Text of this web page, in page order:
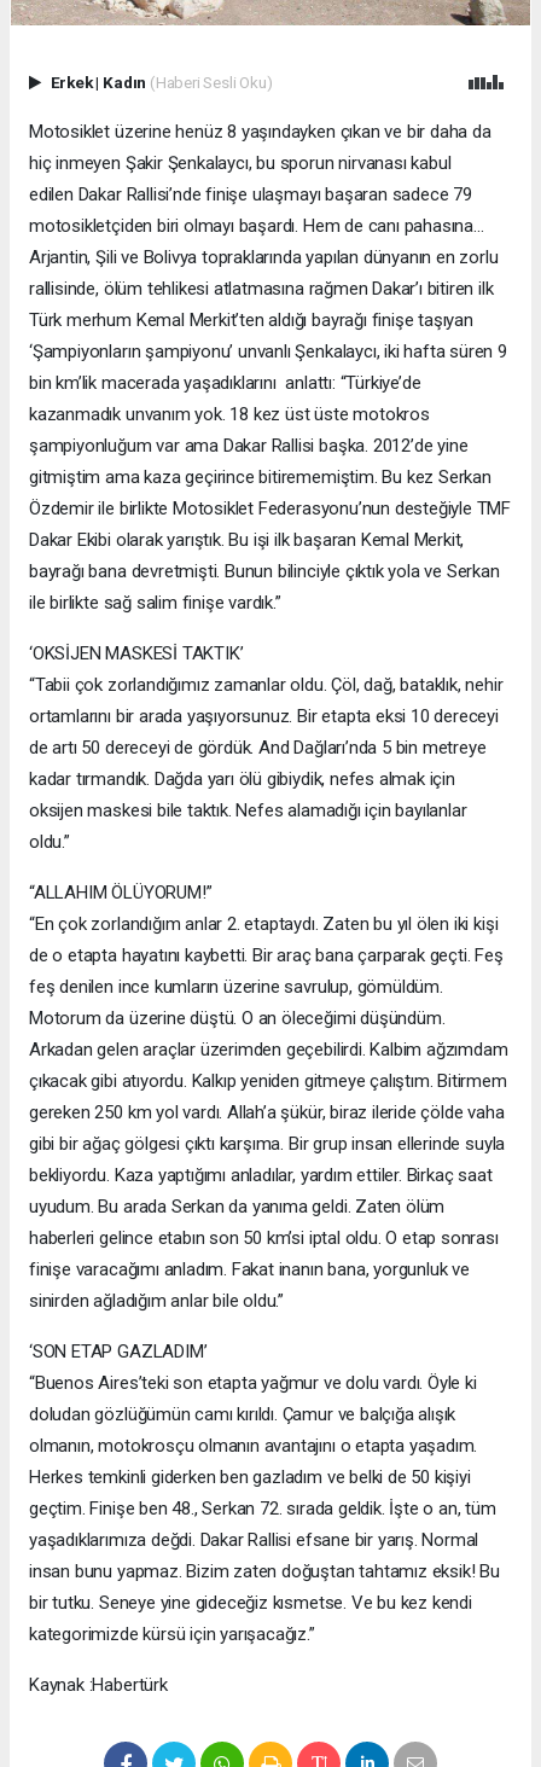
Erkek| Kadın (Haberi Sesli Oku)
Motosiklet üzerine henüz 8 yaşındayken çıkan ve bir daha da
hiç inmeyen Şakir Şenkalaycı, bu sporun nirvanası kabul
edilen Dakar Rallisi’nde finişe ulaşmayı başaran sadece 79
motosikletçiden biri olmayı başardı. Hem de canı pahasına...
Arjantin, Şili ve Bolivya topraklarında yapılan dünyanın en zorlu
rallisinde, ölüm tehlikesi atlatmasına rağmen Dakar’ı bitiren ilk
Türk merhum Kemal Merkit’ten aldığı bayrağı finişe taşıyan
‘Şampiyonların şampiyonu’ unvanlı Şenkalaycı, iki hafta süren 9
bin km’lik macerada yaşadıklarını anlattı: “Türkiye’de
kazanmadık unvanım yok. 18 kez üst üste motokros
şampiyonluğum var ama Dakar Rallisi başka. 2012’de yine
gitmiştim ama kaza geçirince bitirememiştim. Bu kez Serkan
Özdemir ile birlikte Motosiklet Federasyonu’nun desteğiyle TMF
Dakar Ekibi olarak yarıştık. Bu işi ilk başaran Kemal Merkit,
bayrağı bana devretmişti. Bunun bilinciyle çıktık yola ve Serkan
ile birlikte sağ salim finişe vardık.”
‘OKSİJEN MASKESİ TAKTIK’
“Tabii çok zorlandığımız zamanlar oldu. Çöl, dağ, bataklık, nehir
ortamlarını bir arada yaşıyorsunuz. Bir etapta eksi 10 dereceyi
de artı 50 dereceyi de gördük. And Dağları’nda 5 bin metreye
kadar tırmandık. Dağda yarı ölü gibiydik, nefes almak için
oksijen maskesi bile taktık. Nefes alamadığı için bayılanlar
oldu.”
“ALLAHIM ÖLÜYORUM!”
“En çok zorlandığım anlar 2. etaptaydı. Zaten bu yıl ölen iki kişi
de o etapta hayatını kaybetti. Bir araç bana çarparak geçti. Feş
feş denilen ince kumların üzerine savrulup, gömüldüm.
Motorum da üzerine düştü. O an öleceğimi düşündüm.
Arkadan gelen araçlar üzerimden geçebilirdi. Kalbim ağzımdam
çıkacak gibi atıyordu. Kalkıp yeniden gitmeye çalıştım. Bitirmem
gereken 250 km yol vardı. Allah’a şükür, biraz ileride çölde vaha
gibi bir ağaç gölgesi çıktı karşıma. Bir grup insan ellerinde suyla
bekliyordu. Kaza yaptığımı anladılar, yardım ettiler. Birkaç saat
uyudum. Bu arada Serkan da yanıma geldi. Zaten ölüm
haberleri gelince etabın son 50 km’si iptal oldu. O etap sonrası
finişe varacağımı anladım. Fakat inanın bana, yorgunluk ve
sinirden ağladığım anlar bile oldu.”
‘SON ETAP GAZLADIM’
“Buenos Aires’teki son etapta yağmur ve dolu vardı. Öyle ki
doludan gözlüğümün camı kırıldı. Çamur ve balçığa alışık
olmanın, motokrosçu olmanın avantajını o etapta yaşadım.
Herkes temkinli giderken ben gazladım ve belki de 50 kişiyi
geçtim. Finişe ben 48., Serkan 72. sırada geldik. İşte o an, tüm
yaşadıklarımıza değdi. Dakar Rallisi efsane bir yarış. Normal
insan bunu yapmaz. Bizim zaten doğuştan tahtamız eksik! Bu
bir tutku. Seneye yine gideceğiz kısmetse. Ve bu kez kendi
kategorimizde kürsü için yarışacağız.”
Kaynak :Habertürk